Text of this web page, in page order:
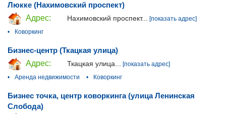
Люкке (Нахимовский проспект)
Адрес:
Нахимовский проспект...
[показать адрес]
•
Коворкинг
Бизнес-центр (Ткацкая улица)
Адрес:
Ткацкая улица...
[показать адрес]
•
Аренда недвижимости • Коворкинг
Бизнес точка, центр коворкинга (улица Ленинская
Слобода)